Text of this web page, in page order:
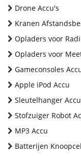
Drone Accu's
Kranen
Opladers voor
Opladers voor
Gameconsoles
Apple iPod Accu
Sleutelhanger Accu
Stofzuiger Robot
MP3 Accu
Batterijen